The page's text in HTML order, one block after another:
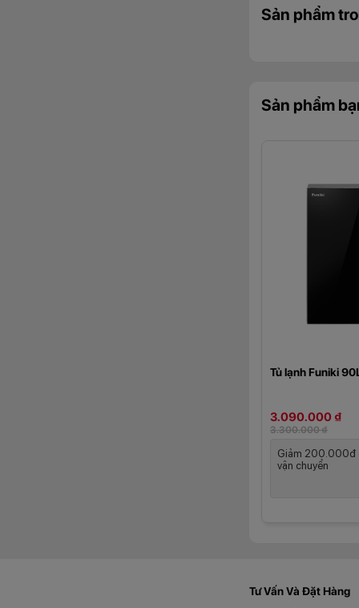
Ngăn đá
Sản phẩm
Sản phẩm
Tủ lạnh Funiki
3.090.000 ₫
3.300.000 ₫
Giảm 200.000đ
vận chuyển
Tư Vấn Và Đặt Hàng